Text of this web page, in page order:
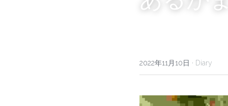
2022年11月10日 · Diary